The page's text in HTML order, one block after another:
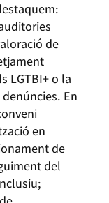
de
LGTBI+ o la
En
en
de
del